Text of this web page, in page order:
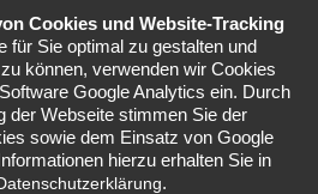
Cookies und Website-Tracking
für Sie optimal zu gestalten und
können, verwenden wir Cookies
Google Analytics ein. Durch
der Webseite stimmen Sie der
sowie dem Einsatz von Google
hierzu erhalten Sie in
.